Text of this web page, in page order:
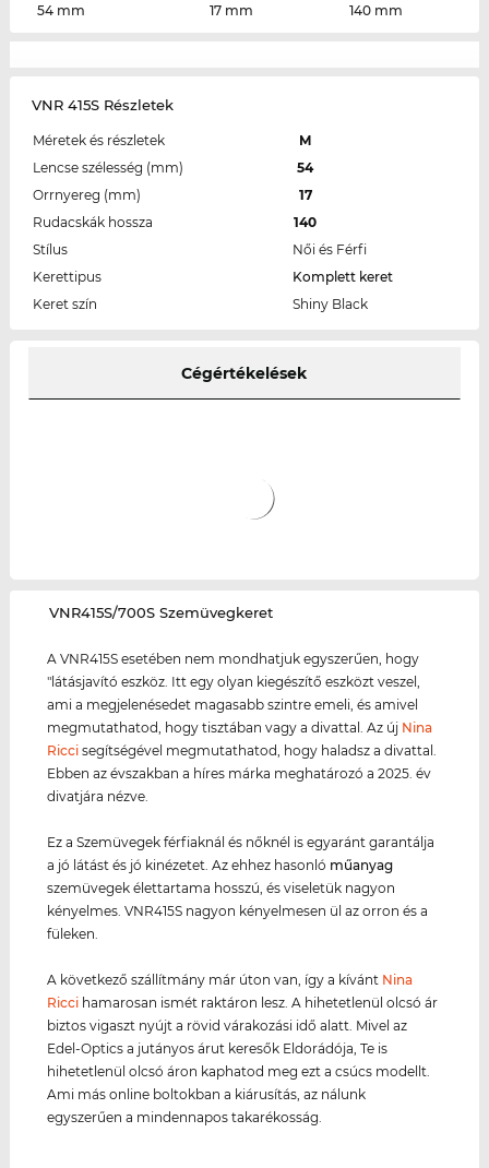
54 mm
17 mm
140 mm
VNR 415S Részletek
Méretek és részletek
M
Lencse szélesség (mm)
54
Orrnyereg (mm)
17
Rudacskák hossza
140
Stílus
Női és Férfi
Kerettipus
Komplett keret
Keret szín
Shiny Black
Cégértékelések
‌VNR415S/700S Szemüvegkeret
A VNR415S esetében nem mondhatjuk egyszerűen, hogy
"látásjavító eszköz. Itt egy olyan kiegészítő eszközt veszel,
ami a megjelenésedet magasabb szintre emeli, és amivel
megmutathatod, hogy tisztában vagy a divattal. Az új Nina
Ricci segítségével megmutathatod, hogy haladsz a divattal.
Ebben az évszakban a híres márka meghatározó a 2025. év
divatjára nézve.
Ez a Szemüvegek férfiaknál és nőknél is egyaránt garantálja
a jó látást és jó kinézetet. Az ehhez hasonló műanyag
szemüvegek élettartama hosszú, és viseletük nagyon
kényelmes. VNR415S nagyon kényelmesen ül az orron és a
füleken.
A következő szállítmány már úton van, így a kívánt Nina
Ricci hamarosan ismét raktáron lesz. A hihetetlenül olcsó ár
biztos vigaszt nyújt a rövid várakozási idő alatt. Mivel az
Edel-Optics a jutányos árut keresők Eldorádója, Te is
hihetetlenül olcsó áron kaphatod meg ezt a csúcs modellt.
Ami más online boltokban a kiárusítás, az nálunk
egyszerűen a mindennapos takarékosság.